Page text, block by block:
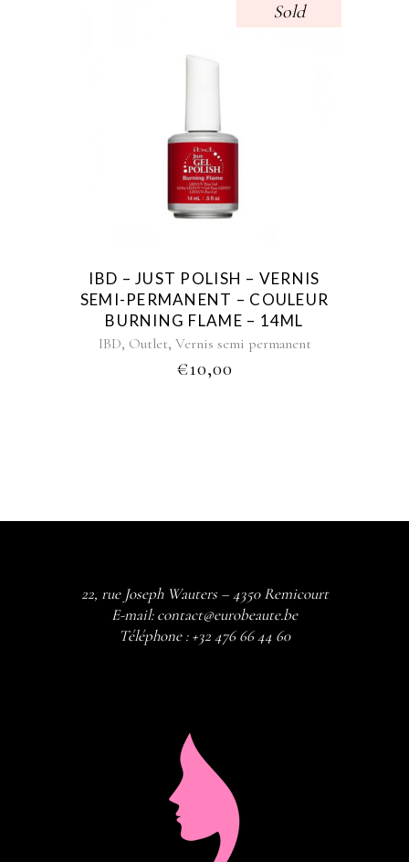
Sold
IBD – JUST POLISH – VERNIS
SEMI-PERMANENT – COULEUR
BURNING FLAME – 14ML
IBD, Outlet, Vernis semi permanent
€10,00
22, rue Joseph Wauters – 4350 Remicourt
E-mail:contact@eurobeaute.be
Téléphone :+32 476 66 44 60